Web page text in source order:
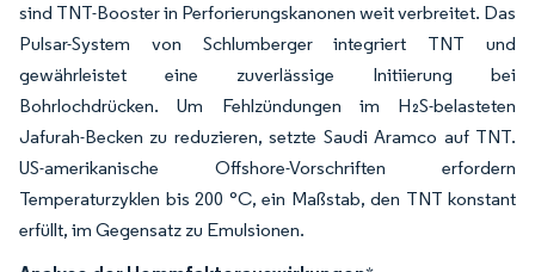
sind TNT-Booster in Perforierungskanonen weit verbreitet. Das
Pulsar-System von Schlumberger integriert TNT und
gewährleistet eine zuverlässige Initiierung bei
Bohrlochdrücken. Um Fehlzündungen im H₂S-belasteten
Jafurah-Becken zu reduzieren, setzte Saudi Aramco auf TNT.
US-amerikanische Offshore-Vorschriften erfordern
Temperaturzyklen bis 200 °C, ein Maßstab, den TNT konstant
erfüllt, im Gegensatz zu Emulsionen.